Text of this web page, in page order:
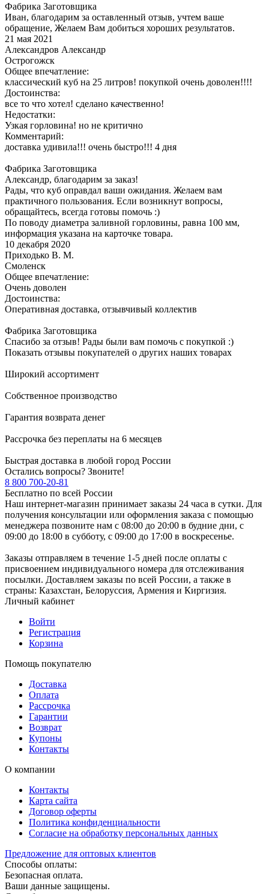
Фабрика Заготовщика
Иван, благодарим за оставленный отзыв, учтем ваше
обращение, Желаем Вам добиться хороших результатов.
21 мая 2021
Александров Александр
Острогожск
Общее впечатление:
классический куб на 25 литров! покупкой очень доволен!!!!
Достоинства:
все то что хотел! сделано качественно!
Недостатки:
Узкая горловина! но не критично
Комментарий:
доставка удивила!!! очень быстро!!! 4 дня
Фабрика Заготовщика
Александр, благодарим за заказ!
Рады, что куб оправдал ваши ожидания. Желаем вам
практичного пользования. Если возникнут вопросы,
обращайтесь, всегда готовы помочь :)
По поводу диаметра заливной горловины, равна 100 мм,
информация указана на карточке товара.
10 декабря 2020
Приходько В. М.
Смоленск
Общее впечатление:
Очень доволен
Достоинства:
Оперативная доставка, отзывчивый коллектив
Фабрика Заготовщика
Спасибо за отзыв! Рады были вам помочь с покупкой :)
Показать отзывы покупателей о других наших товарах
Широкий ассортимент
Собственное производство
Гарантия возврата денег
Рассрочка без переплаты на 6 месяцев
Быстрая доставка в любой город России
Остались вопросы? Звоните!
8 800 700-20-81
Бесплатно по всей России
Наш интернет-магазин принимает заказы 24 часа в сутки. Для
получения консультации или оформления заказа с помощью
менеджера позвоните нам с 08:00 до 20:00 в будние дни, с
09:00 до 18:00 в субботу, с 09:00 до 17:00 в воскресенье.
Заказы отправляем в течение 1-5 дней после оплаты с
присвоением индивидуального номера для отслеживания
посылки. Доставляем заказы по всей России, а также в
страны: Казахстан, Белоруссия, Армения и Киргизия.
Личный кабинет
Войти
Регистрация
Корзина
Помощь покупателю
Доставка
Оплата
Рассрочка
Гарантии
Возврат
Купоны
Контакты
О компании
Контакты
Карта сайта
Договор оферты
Политика конфиденциальности
Согласие на обработку персональных данных
Предложение для оптовых клиентов
Способы оплаты:
Безопасная оплата.
Ваши данные защищены.